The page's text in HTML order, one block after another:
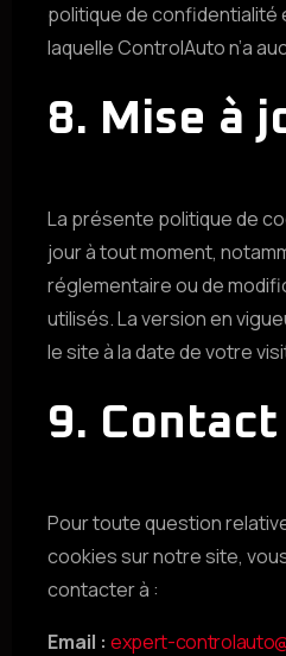
politique de confidentialité
laquelle ControlAuto n’a
8. Mise à
La présente politique de
jour à tout moment,
réglementaire ou de
utilisés. La version en
le site à la date de votre
9. Contact
Pour toute question
cookies sur notre site,
contacter à :
Email : expert-